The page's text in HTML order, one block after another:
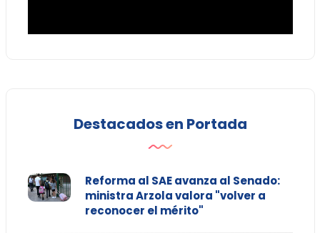
Destacados en Portada
Reforma al SAE avanza al Senado:
ministra Arzola valora "volver a
reconocer el mérito"